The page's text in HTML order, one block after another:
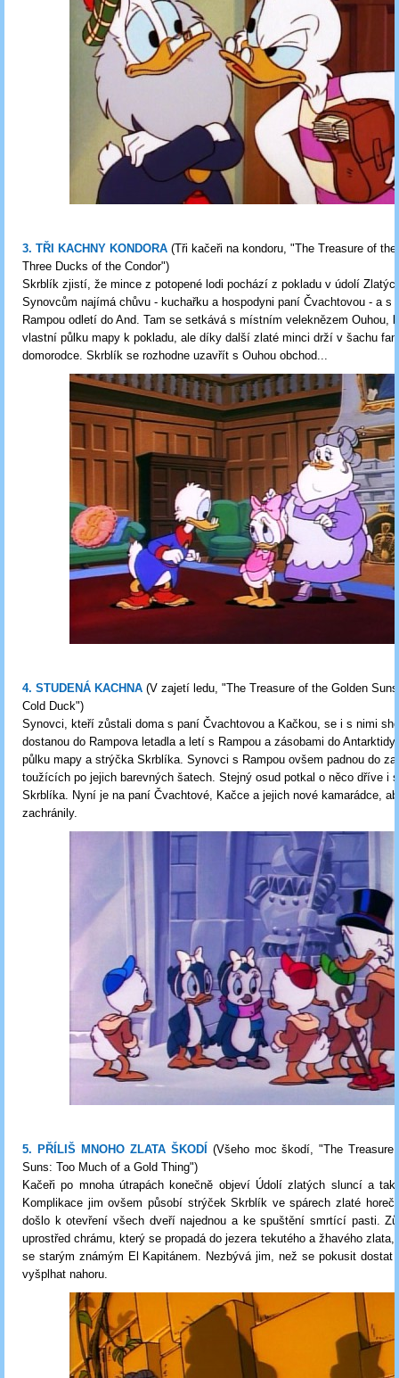
3. TŘI KACHNY KONDORA (Tři kačeři na kondoru, "The Treasure of
Three Ducks of the Condor")
Skrblík zjistí, že mince z potopené lodi pochází z pokladu v údolí
Synovcům najímá chůvu - kuchařku a hospodyni paní Čvachtovou - a s
Rampou odletí do And. Tam se setkává s místním veleknězem Ouhou,
vlastní půlku mapy k pokladu, ale díky další zlaté minci drží v šachu
domorodce. Skrblík se rozhodne uzavřít s Ouhou obchod...
4. STUDENÁ KACHNA (V zajetí ledu, "The Treasure of the Golden
Cold Duck")
Synovci, kteří zůstali doma s paní Čvachtovou a Kačkou, se i s nimi
dostanou do Rampova letadla a letí s Rampou a zásobami do Antarktidy
půlku mapy a strýčka Skrblíka. Synovci s Rampou ovšem padnou do
toužících po jejich barevných šatech. Stejný osud potkal o něco dříve i
Skrblíka. Nyní je na paní Čvachtové, Kačce a jejich nové kamarádce,
zachránily.
5. PŘÍLIŠ MNOHO ZLATA ŠKODÍ (Všeho moc škodí, "The Treasure
Suns: Too Much of a Gold Thing")
Kačeři po mnoha útrapách konečně objeví Údolí zlatých sluncí a
Komplikace jim ovšem působí strýček Skrblík ve spárech zlaté
došlo k otevření všech dveří najednou a ke spuštění smrtící pasti.
uprostřed chrámu, který se propadá do jezera tekutého a žhavého
se starým známým El Kapitánem. Nezbývá jim, než se pokusit dostat
vyšplhat nahoru.